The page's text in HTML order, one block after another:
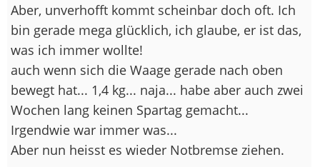
Aber, unverhofft kommt scheinbar doch oft. Ich
bin gerade mega glücklich, ich glaube, er ist das,
was ich immer wollte!
auch wenn sich die Waage gerade nach oben
bewegt hat... 1,4 kg... naja... habe aber auch zwei
Wochen lang keinen Spartag gemacht...
Irgendwie war immer was...
Aber nun heisst es wieder Notbremse ziehen.